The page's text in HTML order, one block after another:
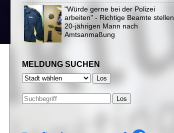
"Würde gerne bei der Polizei
arbeiten" - Richtige Beamte stellen
20-jährigen Mann nach
Amtsanmaßung
MELDUNG SUCHEN
Los